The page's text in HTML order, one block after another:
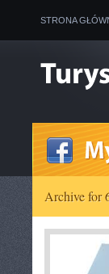
STRONA
Archive for